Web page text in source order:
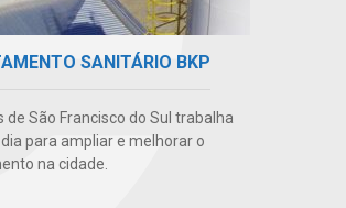
SANITÁRIO BKP
de São Francisco do Sul trabalha
para ampliar e melhorar o
na cidade.